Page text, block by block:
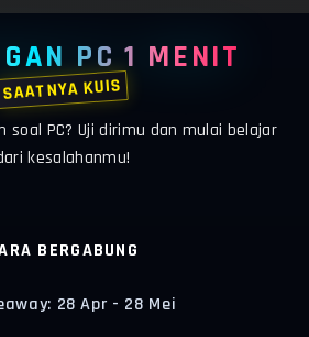
PC 1 MENIT
SAATNYA KUIS
soal PC? Uji dirimu dan mulai belajar
kesalahanmu!
BERGABUNG
28 Apr - 28 Mei